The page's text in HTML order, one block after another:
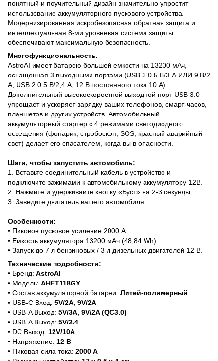
понятный и поучительный дизайн значительно упростит
использование аккумуляторного пускового устройства.
Модернизированная искробезопасная обратная защита и
интеллектуальная 8-ми уровневая система защиты
обеспечивают максимальную безопасность.
Многофункциональность.
AstroAI имеет батарею большей емкости на 13200 мАч,
оснащенная 3 выходными портами (USB 3.0 5 В/3 А ИЛИ 9 В/2
А, USB 2.0 5 В/2,4 А, 12 В постоянного тока 10 А).
Дополнительный высокоскоростной выходной порт USB 3.0
упрощает и ускоряет зарядку ваших телефонов, смарт-часов,
планшетов и других устройств. Автомобильный
аккумуляторный стартер с 4 режимами светодиодного
освещения (фонарик, стробоскоп, SOS, красный аварийный
свет) делает его спасателем, когда вы в опасности.
Шаги, чтобы запустить автомобиль:
1. Вставьте соединительный кабель в устройство и
подключите зажимами к автомобильному аккумулятору 12В.
2. Нажмите и удерживайте кнопку «Буст» на 2-3 секунды.
3. Заведите двигатель вашего автомобиля.
Особенности:
• Пиковое пусковое усиление 2000 А
• Емкость аккумулятора 13200 мАч (48,84 Wh)
• Запуск до 7 л бензиновых / 3 л дизельных двигателей 12 В.
Технические подробности:
• Бренд: ‎AstroAI
• Модель: AHET118GY
• Состав аккумуляторной батареи: Литей-полимерный
• USB-C Вход: 5V/2A, 9V/2A
• USB-A Выход: 5V/3A, 9V/2A (QC3.0)
• USB-A Выход: 5V/2.4
• DC Выход: 12V/10A
• Напряжение: ‎12 В
• Пиковая сила тока: ‎2000 А